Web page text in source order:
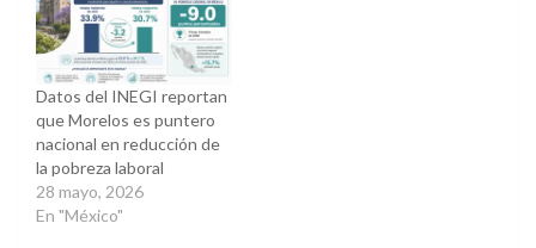
Datos del INEGI reportan
que Morelos es puntero
nacional en reducción de
la pobreza laboral
28 mayo, 2026
En "México"